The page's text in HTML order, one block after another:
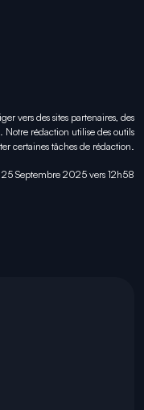
vers des sites partenaires, des
Notre rédaction utilise des outils
certaines tâches de rédaction.
25 Septembre 2025 vers 12h58